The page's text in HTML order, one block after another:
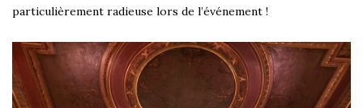
particulièrement radieuse lors de l’événement !